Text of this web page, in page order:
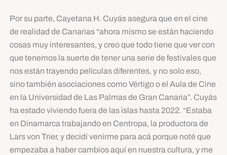
Por su parte, Cayetana H. Cuyás asegura que en el cine
de realidad de Canarias “ahora mismo se están haciendo
cosas muy interesantes, y creo que todo tiene que ver con
que tenemos la suerte de tener una serie de festivales que
nos están trayendo películas diferentes, y no solo eso,
sino también asociaciones como Vértigo o el Aula de Cine
en la Universidad de Las Palmas de Gran Canaria”. Cuyás
ha estado viviendo fuera de las islas hasta 2022. “Estaba
en Dinamarca trabajando en Centropa, la productora de
Lars von Trier, y decidí venirme para acá porque noté que
empezaba a haber cambios aquí en nuestra cultura, y me